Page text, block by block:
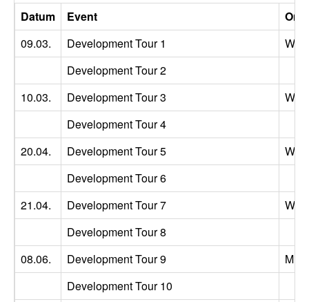
Datum Event
Ort
09.03.
Development Tour 1
Development Tour 2
10.03.
Development Tour 3
Development Tour 4
20.04.
Development Tour 5
Development Tour 6
21.04.
Development Tour 7
Development Tour 8
08.06.
Development Tour 9
Development Tour 10